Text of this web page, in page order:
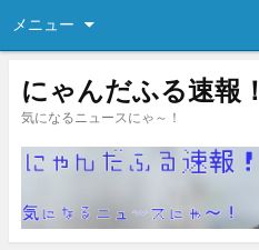
メニュー
にゃんだふる速報！
気になるニュースにゃ～！